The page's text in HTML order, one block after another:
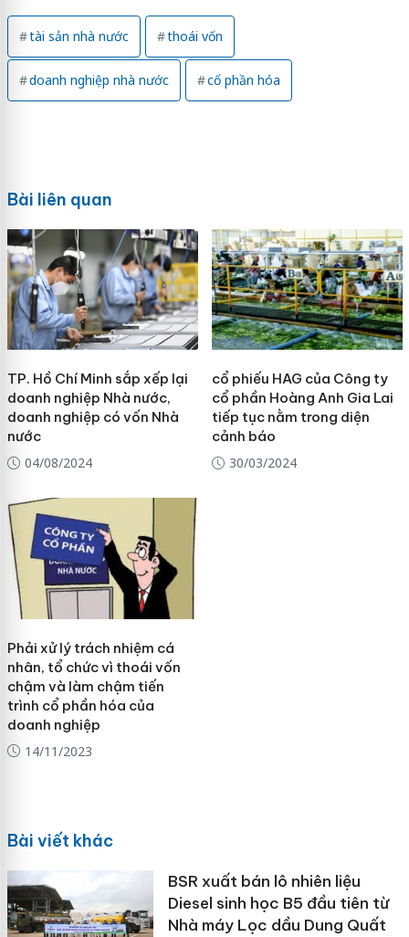
tài sản nhà nước thoái vốn
doanh nghiệp nhà nước cổ phần hóa
Bài liên quan
TP. Hồ Chí Minh sắp xếp lại
doanh nghiệp Nhà nước,
doanh nghiệp có vốn Nhà
nước
04/08/2024
cổ phiếu HAG của Công ty
cổ phần Hoàng Anh Gia Lai
tiếp tục nằm trong diện
cảnh báo
30/03/2024
Phải xử lý trách nhiệm cá
nhân, tổ chức vì thoái vốn
chậm và làm chậm tiến
trình cổ phần hóa của
doanh nghiệp
14/11/2023
Bài viết khác
BSR xuất bán lô nhiên liệu
Diesel sinh học B5 đầu tiên từ
Nhà máy Lọc dầu Dung Quất